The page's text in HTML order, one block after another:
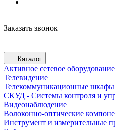
Заказать звонок
Каталог
Активное сетевое оборудование
Телевидение
Телекоммуникационные шкафы
СКУД - Системы контроля и
Видеонаблюдение
Волоконно-оптические
Инструмент и измерительные